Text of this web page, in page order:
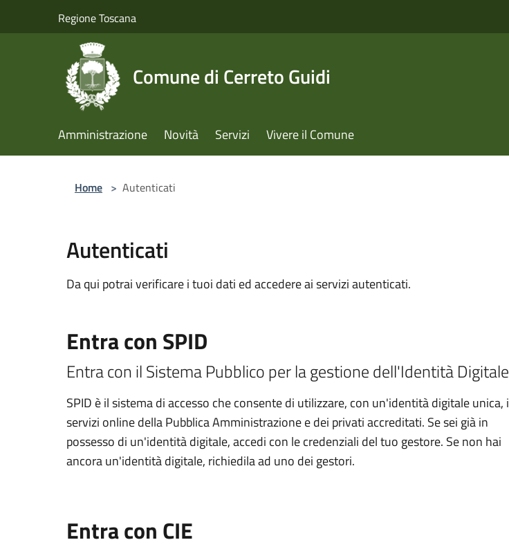
Regione Toscana
Comune di Cerreto Guidi
Amministrazione Novità Servizi Vivere il Comune
Home > Autenticati
Autenticati
Da qui potrai verificare i tuoi dati ed accedere ai servizi autenticati.
Entra con SPID
Entra con il Sistema Pubblico per la gestione dell'Identità Digitale
SPID è il sistema di accesso che consente di utilizzare, con un'identità digitale unica, i
servizi online della Pubblica Amministrazione e dei privati accreditati. Se sei già in
possesso di un'identità digitale, accedi con le credenziali del tuo gestore. Se non hai
ancora un'identità digitale, richiedila ad uno dei gestori.
Entra con CIE